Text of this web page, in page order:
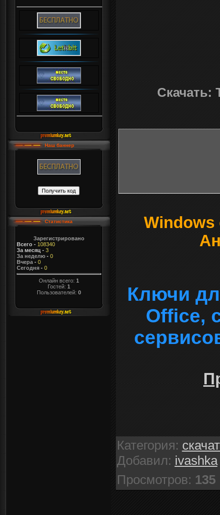
Наш баннер
Статистика
Зарегистрировано
Всего- 108340
За месяц - 3
За неделю- 0
Вчера- 0
Сегодня- 0
Онлайн всего: 1
Гостей: 1
Пользователей: 0
Скачать:
Windows
Ключи
Office,
Категория:
Добавил: ivashka
Просмотров: 135